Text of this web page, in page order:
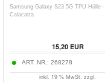
Samsung Galaxy S23 5G TPU Hülle -
Calacatta
15,20EUR
ART. NR.: 268278
inkl. 19 % MwSt. zzgl.